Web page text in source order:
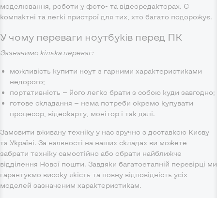
моделювання, роботи у фото- та відеоредакторах. Є
компактні та легкі пристрої для тих, хто багато подорожує.
У чому переваги ноутбуків перед ПК
Зазначимо кілька переваг:
можливість купити ноут з гарними характеристиками
недорого;
портативність — його легко брати з собою куди завгодно;
готове складання — нема потреби окремо купувати
процесор, відеокарту, монітор і так далі.
Замовити вживану техніку у нас зручно з доставкою Києву
та Україні. За наявності на наших складах ви можете
забрати техніку самостійно або обрати найближче
відділення Нової пошти. Завдяки багатоетапній перевірці ми
гарантуємо високу якість та повну відповідність усіх
моделей зазначеним характеристикам.